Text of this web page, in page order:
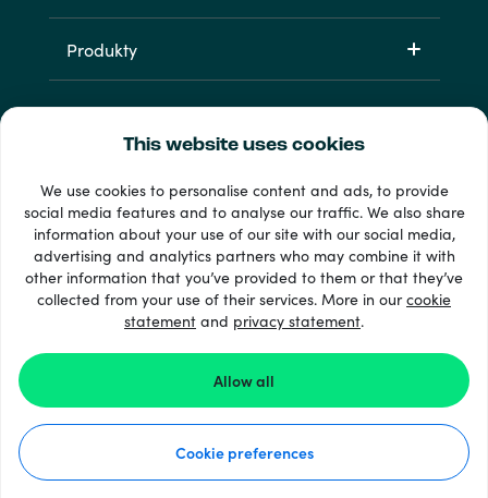
This website uses cookies
We use cookies to personalise content and ads, to provide
social media features and to analyse our traffic. We also share
information about your use of our site with our social media,
advertising and analytics partners who may combine it with
other information that you’ve provided to them or that they’ve
collected from your use of their services. More in ourcookie
statement and privacy statement.
Allow all
Cookie preferences
Produkty
33 + spôsoby platby
Vidieť všetko
Ako to funguje
Vyhlásenie o ochrane osobných údajov